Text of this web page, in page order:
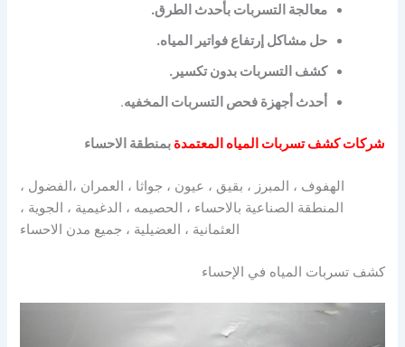
معالجة التسربات بأحدث الطرق.
حل مشاكل إرتفاع فواتير المياه.
كشف التسربات بدون تكسير.
أحدث أجهزة فحص التسربات المخفيه.
شركات كشف تسربات المياه المعتمدة بمنطقة الاحساء
الهفوف ، المبرز ، بقيق ، عيون ، جواثا ، العمران ،الفضول ،
المنطقة الصناعية بالاحساء ، الحصيمه ، الدغيمية ، الجوية ،
كشف تسربات المياه في الإحساء